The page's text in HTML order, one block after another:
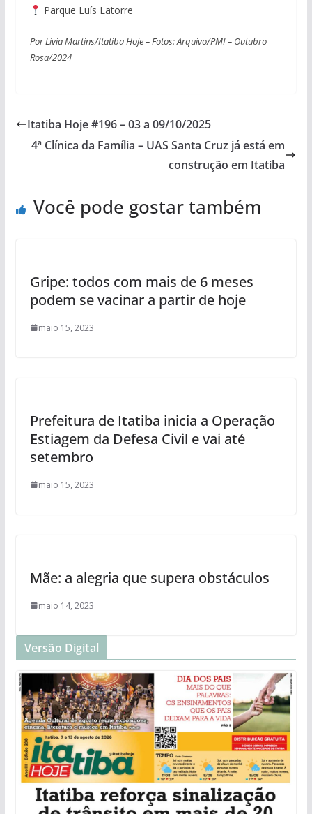
Parque Luís Latorre
Por Lívia Martins/Itatiba Hoje – Fotos: Arquivo/PMI – Outubro
Rosa/2024
Itatiba Hoje #196 – 03 a 09/10/2025
4ª Clínica da Família – UAS Santa Cruz já está em
construção em Itatiba
Você pode gostar também
Gripe: todos com mais de 6 meses
podem se vacinar a partir de hoje
maio 15, 2023
Prefeitura de Itatiba inicia a Operação
Estiagem da Defesa Civil e vai até
setembro
maio 15, 2023
Mãe: a alegria que supera obstáculos
maio 14, 2023
Versão Digital